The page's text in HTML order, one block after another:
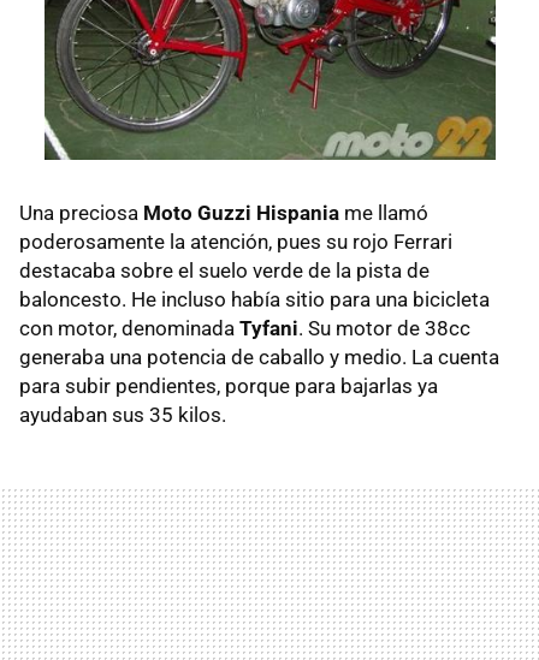
Una preciosa Moto Guzzi Hispania me llamó
poderosamente la atención, pues su rojo Ferrari
destacaba sobre el suelo verde de la pista de
baloncesto. He incluso había sitio para una bicicleta
con motor, denominada Tyfani. Su motor de 38cc
generaba una potencia de caballo y medio. La cuenta
para subir pendientes, porque para bajarlas ya
ayudaban sus 35 kilos.